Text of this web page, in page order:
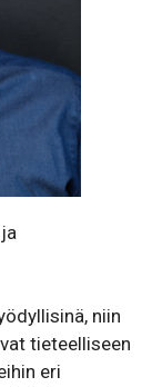
niin
tieteelliseen
eri